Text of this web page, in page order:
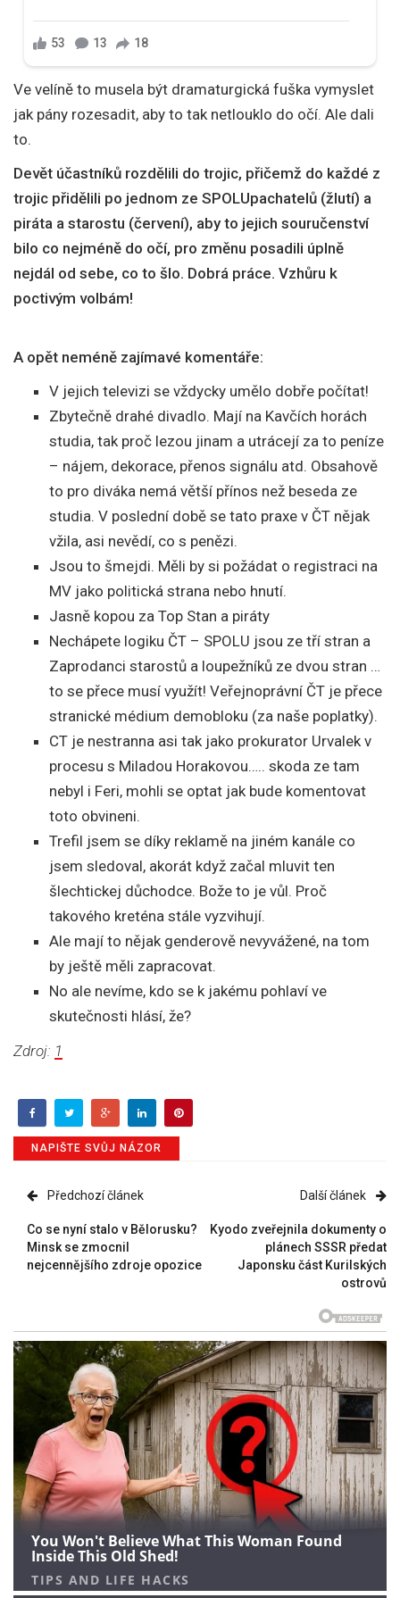
Ve velíně to musela být dramaturgická fuška vymyslet
jak pány rozesadit, aby to tak netlouklo do očí. Ale dali
to.
Devět účastníků rozdělili do trojic, přičemž do každé z
trojic přidělili po jednom ze SPOLUpachatelů (žlutí) a
piráta a starostu (červení), aby to jejich souručenství
bilo co nejméně do očí, pro změnu posadili úplně
nejdál od sebe, co to šlo. Dobrá práce. Vzhůru k
poctivým volbám!
A opět neméně zajímavé komentáře:
V jejich televizi se vždycky umělo dobře počítat!
Zbytečně drahé divadlo. Mají na Kavčích horách
studia, tak proč lezou jinam a utrácejí za to peníze
– nájem, dekorace, přenos signálu atd. Obsahově
to pro diváka nemá větší přínos než beseda ze
studia. V poslední době se tato praxe v ČT nějak
vžila, asi nevědí, co s penězi.
Jsou to šmejdi. Měli by si požádat o registraci na
MV jako politická strana nebo hnutí.
Jasně kopou za Top Stan a piráty
Nechápete logiku ČT – SPOLU jsou ze tří stran a
Zaprodanci starostů a loupežníků ze dvou stran …
to se přece musí využít! Veřejnoprávní ČT je přece
stranické médium demobloku (za naše poplatky).
CT je nestranna asi tak jako prokurator Urvalek v
procesu s Miladou Horakovou….. skoda ze tam
nebyl i Feri, mohli se optat jak bude komentovat
toto obvineni.
Trefil jsem se díky reklamě na jiném kanále co
jsem sledoval, akorát když začal mluvit ten
šlechtickej důchodce. Bože to je vůl. Proč
takového kreténa stále vyzvihují.
Ale mají to nějak genderově nevyvážené, na tom
by ještě měli zapracovat.
No ale nevíme, kdo se k jakému pohlaví ve
skutečnosti hlásí, že?
Zdroj: 1
NAPIŠTE SVŮJ NÁZOR
Předchozí článek
Co se nyní stalo v Bělorusku?
Minsk se zmocnil
nejcennějšího zdroje opozice
Další článek
Kyodo zveřejnila dokumenty o
plánech SSSR předat
Japonsku část Kurilských
ostrovů